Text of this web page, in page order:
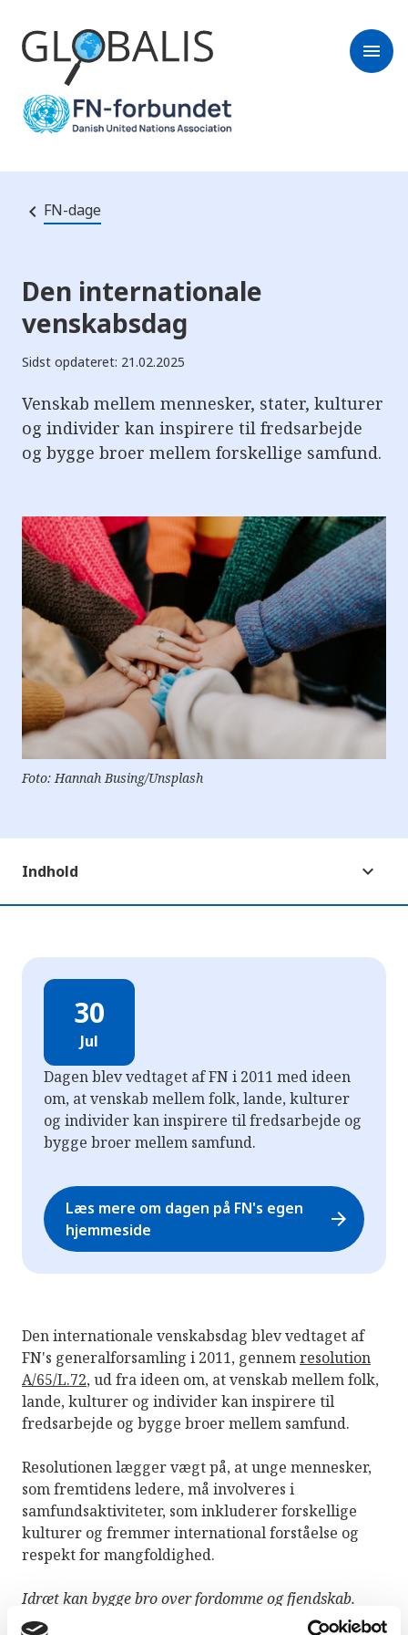
menu
FN-dage
Den internationale
venskabsdag
Sidst opdateret: 21.02.2025
Venskab mellem mennesker, stater, kulturer
og individer kan inspirere til fredsarbejde
og bygge broer mellem forskellige samfund.
Foto: Hannah Busing/Unsplash
Indhold
30
Jul
Dagen blev vedtaget af FN i 2011 med ideen
om, at venskab mellem folk, lande, kulturer
og individer kan inspirere til fredsarbejde og
bygge broer mellem samfund.
Læs mere om dagen på FN's egen
hjemmeside
arrow_forward
Den internationale venskabsdag blev vedtaget af
FN's generalforsamling i 2011, gennemresolution
A/65/L.72, ud fra ideen om, at venskab mellem folk,
lande, kulturer og individer kan inspirere til
fredsarbejde og bygge broer mellem samfund.
Resolutionen lægger vægt på, at unge mennesker,
som fremtidens ledere, må involveres i
samfundsaktiviteter, som inkluderer forskellige
kulturer og fremmer international forståelse og
respekt for mangfoldighed.
Idræt kan bygge bro over fordomme og fjendskab.
Filmen nedenfor viser en venskabskamp i fodbold